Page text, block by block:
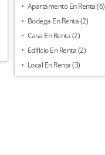
Apartamento En Renta (6)
Bodega En Renta (2)
Casa En Renta (2)
Edificio En Renta (2)
Local En Renta (3)